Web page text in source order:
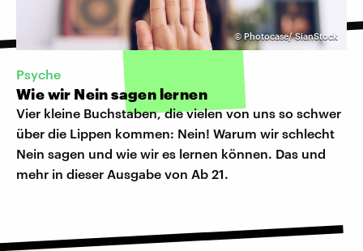
© Photocase/ SianStock
Psyche
Wie wir Nein sagen lernen
Vier kleine Buchstaben, die vielen von uns so schwer
über die Lippen kommen: Nein! Warum wir schlecht
Nein sagen und wie wir es lernen können. Das und
mehr in dieser Ausgabe von Ab 21.